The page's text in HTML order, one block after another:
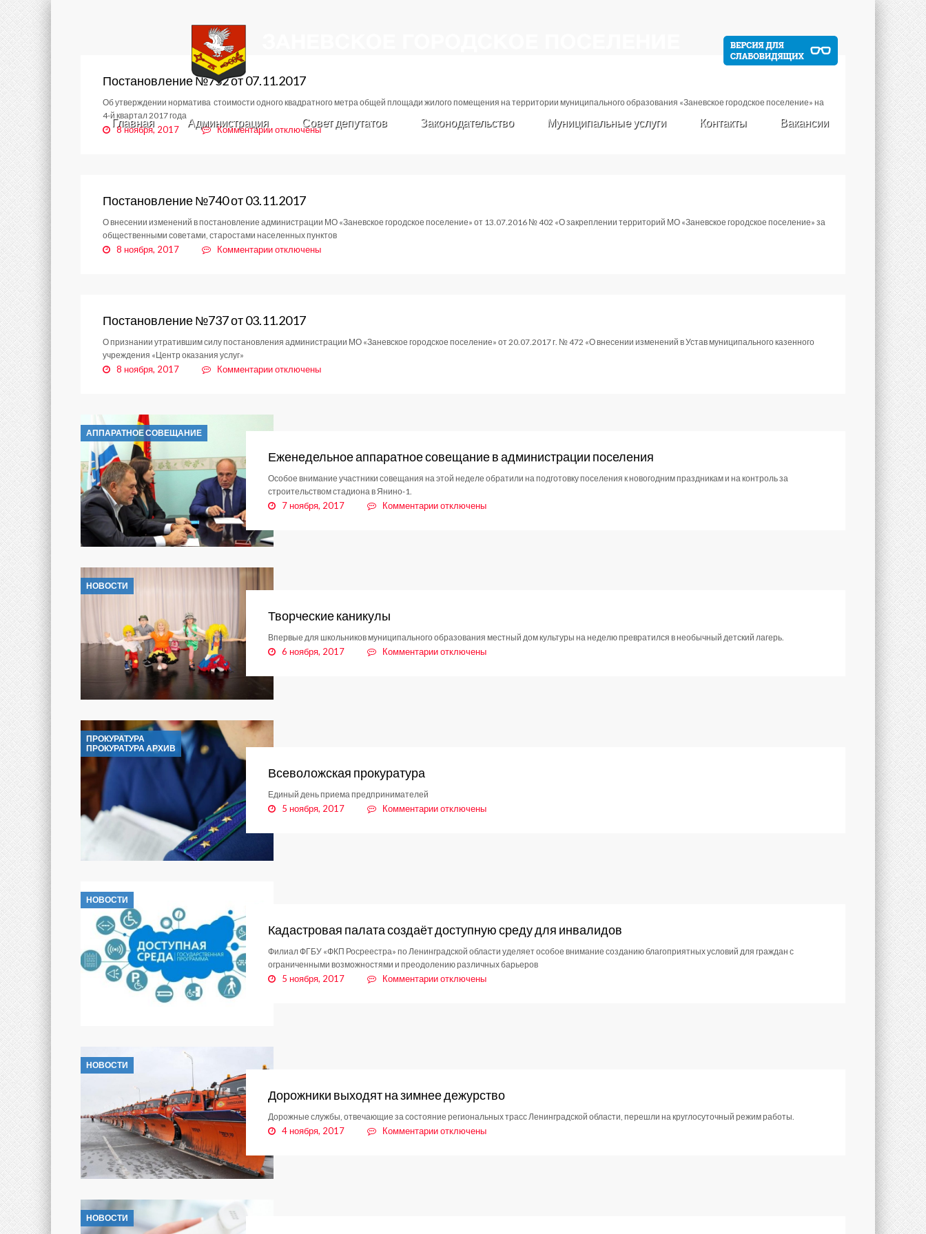
Главная Администрация Совет депутатов Законодательство Муниципальные услуги Контакты Вакансии
Постановление №752 от 07.11.2017
Об утверждении норматива стоимости одного квадратного метра общей площади жилого помещения на территории муниципального образования «Заневское городское поселение» на
4-й квартал 2017 года
8 ноября, 2017 Комментариик
07.11.2017
отключены
Постановление №740 от 03.11.2017
О внесении изменений в постановление администрации МО «Заневское городское поселение» от 13.07.2016 № 402 «О закреплении территорий МО «Заневское городское поселение» за
общественными советами, старостами населенных пунктов
8 ноября, 2017 Комментариик
03.11.2017
отключены
Постановление №737 от 03.11.2017
О признании утратившим силу постановления администрации МО «Заневское городское поселение» от 20.07.2017 г. № 472 «О внесении изменений в Устав муниципального казенного
учреждения «Центр оказания услуг»
8 ноября, 2017 Комментариикотключены
АППАРАТНОЕ СОВЕЩАНИЕ
Еженедельное аппаратное совещание в администрации поселения
Особое внимание участники совещания на этой неделе обратили на подготовку поселения к новогодним праздникам и на контроль за
строительством стадиона в Янино‑1.
7 ноября, 2017 Комментариикотключены
НОВОСТИ
Творческие каникулы
Впервые для школьников муниципального образования местный дом культуры на неделю превратился в необычный детский лагерь.
6 ноября, 2017 Комментариикотключены
ПРОКУРАТУРА
ПРОКУРАТУРА АРХИВ
Всеволожская прокуратура
Единый день приема предпринимателей
5 ноября, 2017 Комментариикотключены
НОВОСТИ
Кадастровая палата создаёт доступную среду для инвалидов
Филиал ФГБУ «ФКП Росреестра» по Ленинградской области уделяет особое внимание созданию благоприятных условий для граждан с
ограниченными возможностями и преодолению различных барьеров
5 ноября, 2017 Комментариикотключены
НОВОСТИ
Дорожники выходят на зимнее дежурство
Дорожные службы, отвечающие за состояние региональных трасс Ленинградской области, перешли на круглосуточный режим работы.
4 ноября, 2017 Комментариикотключены
НОВОСТИ